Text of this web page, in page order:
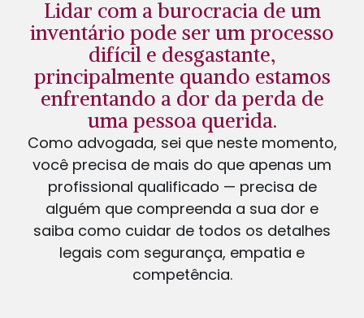
Lidar com a burocracia de um
inventário pode ser um processo
difícil e desgastante,
principalmente quando estamos
enfrentando a dor da perda de
uma pessoa querida.
Como advogada, sei que neste momento,
você precisa de mais do que apenas um
profissional qualificado — precisa de
alguém que compreenda a sua dor e
saiba como cuidar de todos os detalhes
legais com segurança, empatia e
competência.